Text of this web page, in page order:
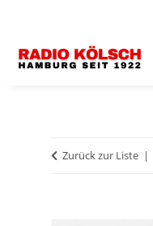
Zurück zur Liste